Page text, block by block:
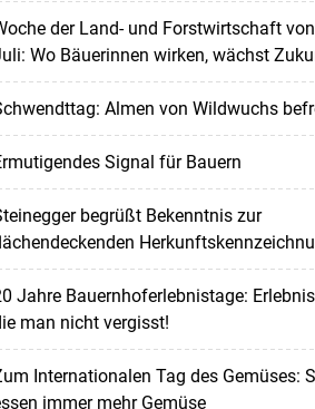
der Land- und Forstwirtschaft
Wo Bäuerinnen wirken, wächst
Almen von Wildwuchs
Signal für Bauern
begrüßt Bekenntnis zur
Jahre Bauernhoferlebnistage:
man nicht vergisst!
Internationalen Tag des Gemüses:
immer mehr Gemüse